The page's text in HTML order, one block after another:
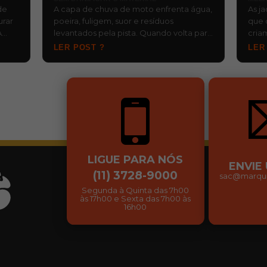
d…
A capa de chuva de moto enfrenta água,
poeira, fuligem, suor e resíduos
levantados pela pista. Quando volta para
o baú ainda molhada e fica esquecida,…
LER POST ?
As
que
LIGUE PARA NÓS
(11) 3728-9000
Segunda à Quinta das 7h00
às 17h00 e Sexta das 7h00 às
16h00
ENVIE